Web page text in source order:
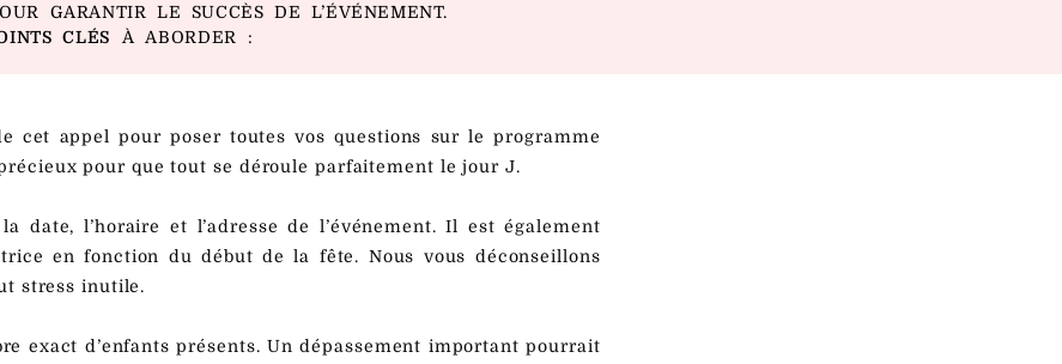
GARANTIR LE SUCCÈS DE L’ÉVÉNEMENT.
CLÉS À ABORDER :
cet appel pour poser toutes vos questions sur le programme
pour que tout se déroule parfaitement le jour J.
date, l’horaire et l’adresse de l’événement. Il est également
en fonction du début de la fête. Nous vous déconseillons
stress inutile.
exact d’enfants présents. Un dépassement important pourrait